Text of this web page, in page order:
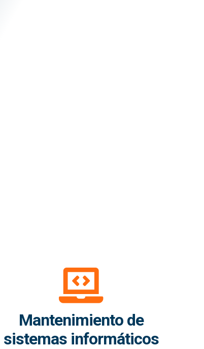
Mantenimiento de
sistemas informáticos